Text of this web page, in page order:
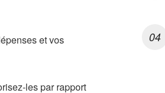
et vos
les par rapport